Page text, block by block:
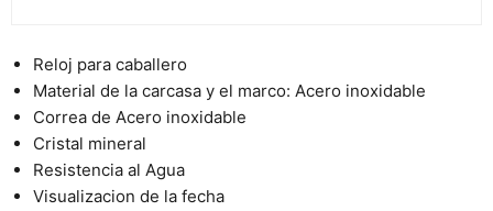
Reloj para caballero
Material de la carcasa y el marco: Acero inoxidable
Correa de Acero inoxidable
Cristal mineral
Resistencia al Agua
Visualizacion de la fecha